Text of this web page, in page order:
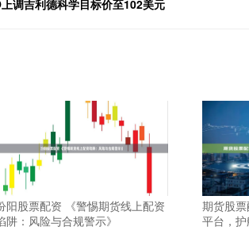
调吉利德科学目标价至102美元
阳股票配资 《警惕期货线上配资
阱：风险与合规警示》
期货股
平台，